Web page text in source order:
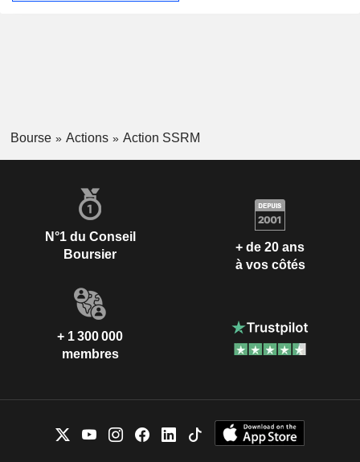
Bourse Actions Action SSRM
N°1 du Conseil
Boursier
+ de 20 ans
à vos côtés
+ 1 300 000
membres